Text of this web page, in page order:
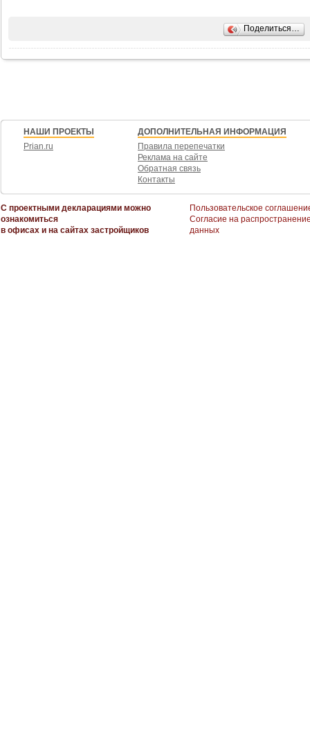
Поделиться…
НАШИ ПРОЕКТЫ
Prian.ru
ДОПОЛНИТЕЛЬНАЯ ИНФОРМАЦИЯ
Правила перепечатки
Реклама на сайте
Обратная связь
Контакты
С проектными декларациями можно
ознакомиться
в офисах и на сайтах застройщиков
Пользовательское
Согласие на
данных